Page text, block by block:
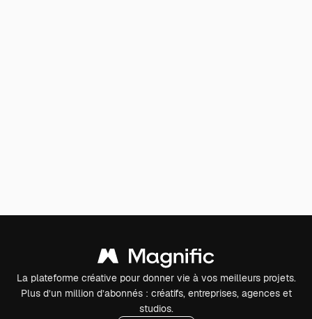
La plateforme créative pour donner vie à vos meilleurs projets.
Plus d’un million d’abonnés : créatifs, entreprises, agences et
studios.